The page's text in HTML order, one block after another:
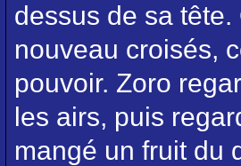
dessus de sa
nouveau croisés,
pouvoir. Zoro
les airs, puis
mangé un fruit du